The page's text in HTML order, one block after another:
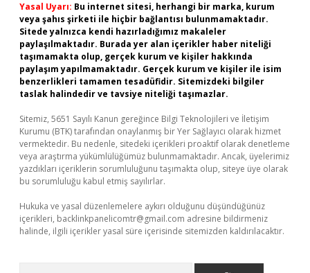
Yasal Uyarı: Bu internet sitesi, herhangi bir marka, kurum
veya şahıs şirketi ile hiçbir bağlantısı bulunmamaktadır.
Sitede yalnızca kendi hazırladığımız makaleler
paylaşılmaktadır. Burada yer alan içerikler haber niteliği
taşımamakta olup, gerçek kurum ve kişiler hakkında
paylaşım yapılmamaktadır. Gerçek kurum ve kişiler ile isim
benzerlikleri tamamen tesadüfidir. Sitemizdeki bilgiler
taslak halindedir ve tavsiye niteliği taşımazlar.
Sitemiz, 5651 Sayılı Kanun gereğince Bilgi Teknolojileri ve İletişim
Kurumu (BTK) tarafından onaylanmış bir Yer Sağlayıcı olarak hizmet
vermektedir. Bu nedenle, sitedeki içerikleri proaktif olarak denetleme
veya araştırma yükümlülüğümüz bulunmamaktadır. Ancak, üyelerimiz
yazdıkları içeriklerin sorumluluğunu taşımakta olup, siteye üye olarak
bu sorumluluğu kabul etmiş sayılırlar.
Hukuka ve yasal düzenlemelere aykırı olduğunu düşündüğünüz
içerikleri, backlinkpanelicomtr@gmail.com adresine bildirmeniz
halinde, ilgili içerikler yasal süre içerisinde sitemizden kaldırılacaktır.